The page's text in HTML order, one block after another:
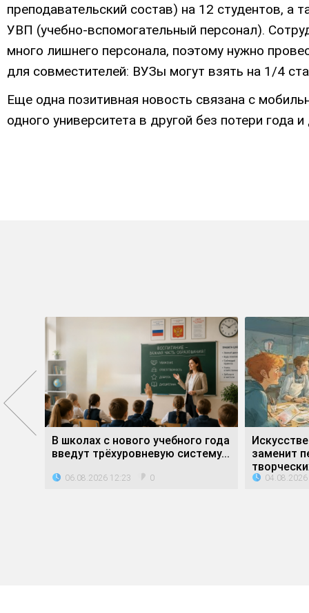
преподавательский состав) на 12 студентов,
УВП (учебно-вспомогательный персонал).
много лишнего персонала, поэтому нужно
для совместителей: ВУЗы могут взять на 1/4
Еще одна позитивная новость связана с
одного университета в другой без потери года
В школах с нового учебного года
введут трёхуровневую систему...
06.08.2026 12:23 0
заменит